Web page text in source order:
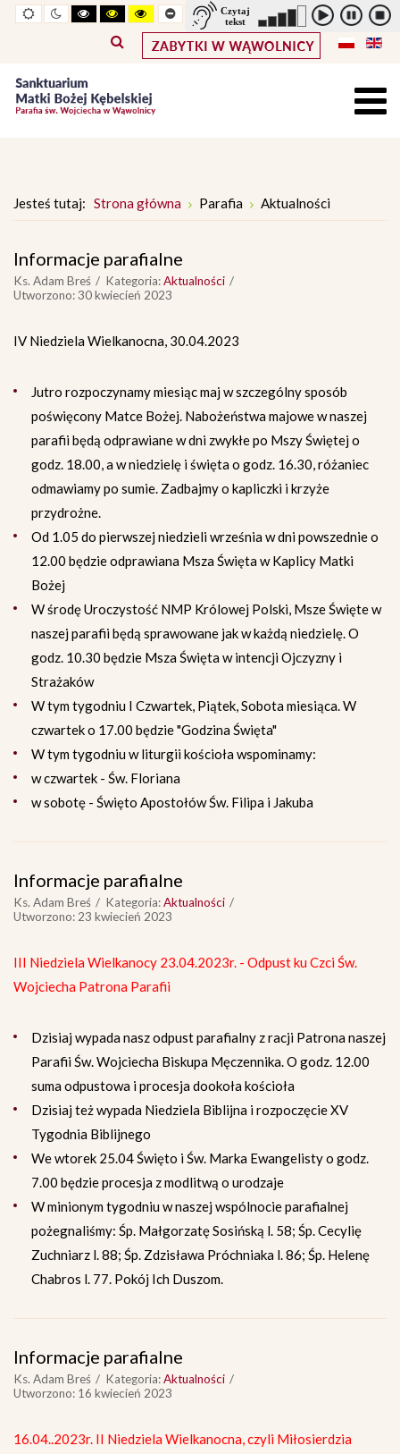
Widok
standardowy
Widok
nocny
Wysoki
kontrast
tryb
czarno
Wysoki
kontrast
tryb
czarno
Wysoki
kontrast
tryb
żółto
-
Pomniejszony
rozmiar
czcionki
Powiększony
rozmiar
czcionki
Zwiększ
odstępy
pomiędzy
literami
Standarowy
rozmiar
czcionki
Jesteś tutaj: Strona główna Parafia Aktualności
Informacje parafialne
Ks. Adam Breś Kategoria:Aktualności
Utworzono: 30 kwiecień 2023
IV Niedziela Wielkanocna, 30.04.2023
Jutro rozpoczynamy miesiąc maj w szczególny sposób
poświęcony Matce Bożej. Nabożeństwa majowe w naszej
parafii będą odprawiane w dni zwykłe po Mszy Świętej o
godz. 18.00, a w niedzielę i święta o godz. 16.30, różaniec
odmawiamy po sumie. Zadbajmy o kapliczki i krzyże
przydrożne.
Od 1.05 do pierwszej niedzieli września w dni powszednie o
12.00 będzie odprawiana Msza Święta w Kaplicy Matki
Bożej
W środę Uroczystość NMP Królowej Polski, Msze Święte w
naszej parafii będą sprawowane jak w każdą niedzielę. O
godz. 10.30 będzie Msza Święta w intencji Ojczyzny i
Strażaków
W tym tygodniu I Czwartek, Piątek, Sobota miesiąca. W
czwartek o 17.00 będzie "Godzina Święta"
W tym tygodniu w liturgii kościoła wspominamy:
w czwartek - Św. Floriana
w sobotę - Święto Apostołów Św. Filipa i Jakuba
Informacje parafialne
Ks. Adam Breś Kategoria:Aktualności
Utworzono: 23 kwiecień 2023
III Niedziela Wielkanocy 23.04.2023r. - Odpust ku Czci Św.
Wojciecha Patrona Parafii
Dzisiaj wypada nasz odpust parafialny z racji Patrona naszej
Parafii Św. Wojciecha Biskupa Męczennika. O godz. 12.00
suma odpustowa i procesja dookoła kościoła
Dzisiaj też wypada Niedziela Biblijna i rozpoczęcie XV
Tygodnia Biblijnego
We wtorek 25.04 Święto i Św. Marka Ewangelisty o godz.
7.00 będzie procesja z modlitwą o urodzaje
W minionym tygodniu w naszej wspólnocie parafialnej
pożegnaliśmy: Śp. Małgorzatę Sosińską l. 58; Śp. Cecylię
Zuchniarz l. 88; Śp. Zdzisława Próchniaka l. 86; Śp. Helenę
Chabros l. 77. Pokój Ich Duszom.
Informacje parafialne
Ks. Adam Breś Kategoria:Aktualności
Utworzono: 16 kwiecień 2023
16.04..2023r. II Niedziela Wielkanocna, czyli Miłosierdzia